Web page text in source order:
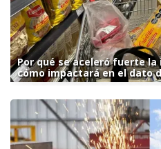
Por qué se aceleró fuerte
cómo impactará en el dato